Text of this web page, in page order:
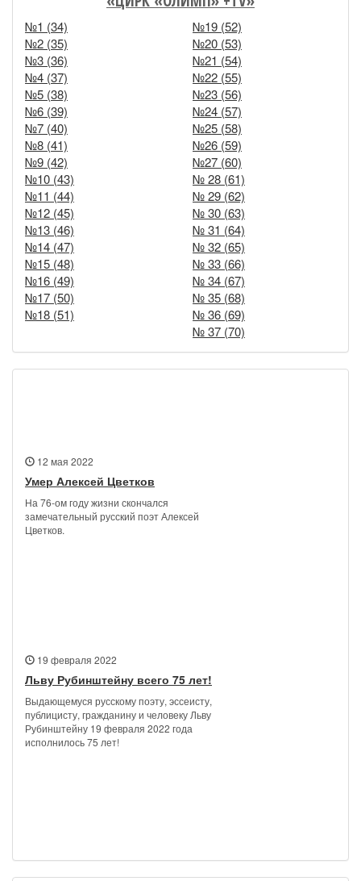
№1 (34)
№2 (35)
№3 (36)
№4 (37)
№5 (38)
№6 (39)
№7 (40)
№8 (41)
№9 (42)
№10 (43)
№11 (44)
№12 (45)
№13 (46)
№14 (47)
№15 (48)
№16 (49)
№17 (50)
№18 (51)
№19 (52)
№20 (53)
№21 (54)
№22 (55)
№23 (56)
№24 (57)
№25 (58)
№26 (59)
№27 (60)
№ 28 (61)
№ 29 (62)
№ 30 (63)
№ 31 (64)
№ 32 (65)
№ 33 (66)
№ 34 (67)
№ 35 (68)
№ 36 (69)
№ 37 (70)
12 мая 2022
Умер Алексей Цветков
На 76-ом году жизни скончался
замечательный русский поэт Алексей
Цветков.
19 февраля 2022
Льву Рубинштейну всего 75 лет!
Выдающемуся русскому поэту, эссеисту,
публицисту, гражданину и человеку Льву
Рубинштейну 19 февраля 2022 года
исполнилось 75 лет!